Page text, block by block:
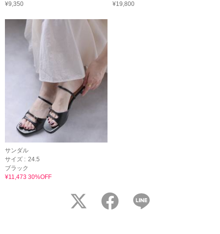
¥9,350
¥19,800
サンダル
サイズ : 24.5
ブラック
¥11,473 30%OFF
twitter facebook